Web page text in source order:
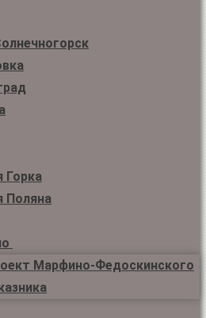
Горка
Поляна
Марфино-Федоскинского